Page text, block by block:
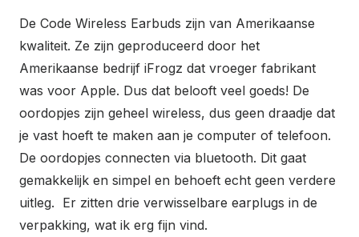
De Code Wireless Earbuds zijn van Amerikaanse
kwaliteit. Ze zijn geproduceerd door het
Amerikaanse bedrijf iFrogz dat vroeger fabrikant
was voor Apple. Dus dat belooft veel goeds! De
oordopjes zijn geheel wireless, dus geen draadje dat
je vast hoeft te maken aan je computer of telefoon.
De oordopjes connecten via bluetooth. Dit gaat
gemakkelijk en simpel en behoeft echt geen verdere
uitleg. Er zitten drie verwisselbare earplugs in de
verpakking, wat ik erg fijn vind.